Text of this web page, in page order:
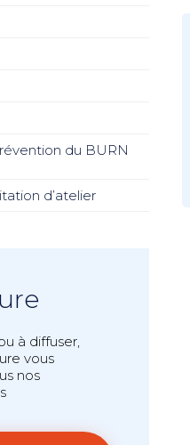
du BURN
d’atelier
à diffuser,
vous
nos